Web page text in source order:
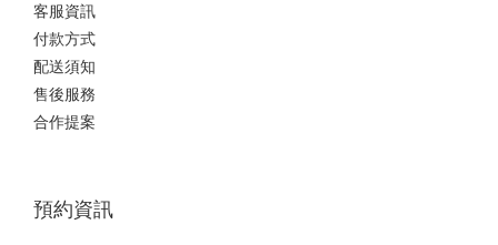
客服資訊
付款方式
配送須知
售後服務
合作提案
預約資訊